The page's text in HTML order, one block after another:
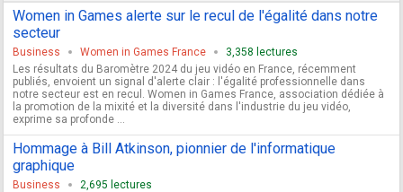
Women in Games alerte sur le recul de l'égalité dans notre
secteur
Business Women in Games France
3,358 lectures
Les résultats du Baromètre 2024 du jeu vidéo en France, récemment
publiés, envoient un signal d'alerte clair : l'égalité professionnelle dans
notre secteur est en recul. Women in Games France, association dédiée à
la promotion de la mixité et la diversité dans l'industrie du jeu vidéo,
exprime sa profonde ...
Hommage à Bill Atkinson, pionnier de l'informatique
graphique
Business
2,695 lectures